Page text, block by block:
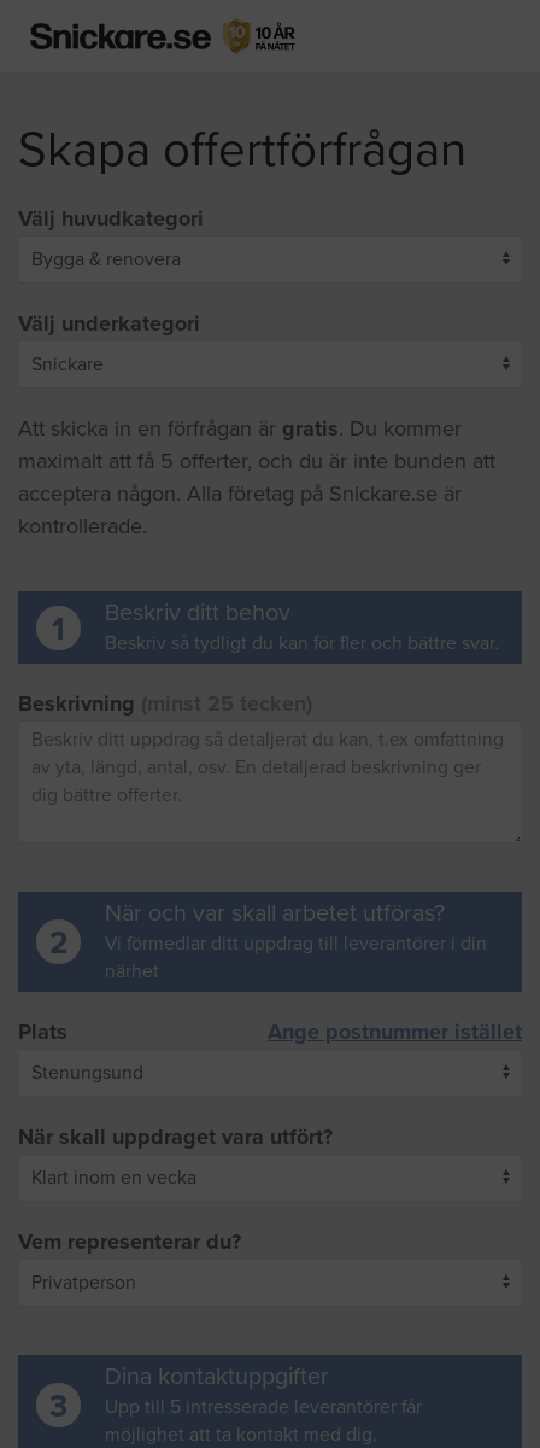
Skapa offertförfrågan
Välj huvudkategori
Välj underkategori
Att skicka in en förfrågan är gratis. Du kommer
maximalt att få 5 offerter, och du är inte bunden att
acceptera någon. Alla företag på Snickare.se är
kontrollerade.
1 Beskriv ditt behov
Beskriv så tydligt du kan för fler och bättre svar.
Beskrivning
2
När och var skall arbetet utföras?
Vi förmedlar ditt uppdrag till leverantörer i din
närhet
Plats Ange postnummer istället
När skall uppdraget vara utfört?
Vem representerar du?
3
Dina kontaktuppgifter
Upp till 5 intresserade leverantörer får
möjlighet att ta kontakt med dig.